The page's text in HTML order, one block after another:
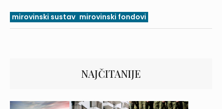
mirovinski sustav mirovinski fondovi
NAJČITANIJE